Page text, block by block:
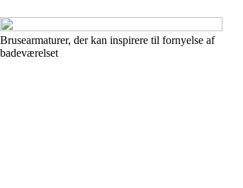
Brusearmaturer, der kan inspirere til fornyelse af
badeværelset